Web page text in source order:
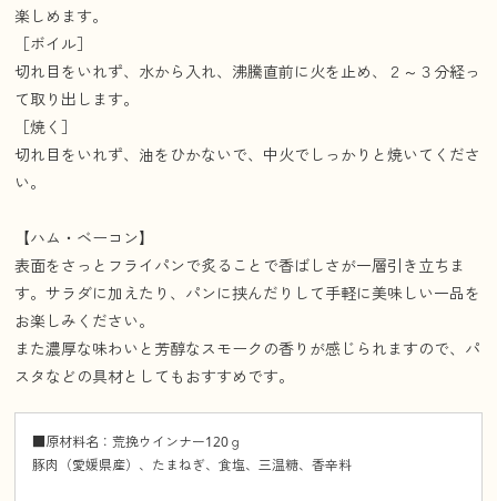
楽しめます。
［ボイル］
切れ目をいれず、水から入れ、沸騰直前に火を止め、２～３分経っ
て取り出します。
［焼く］
切れ目をいれず、油をひかないで、中火でしっかりと焼いてくださ
い。
【ハム・ベーコン】
表面をさっとフライパンで炙ることで香ばしさが一層引き立ちま
す。サラダに加えたり、パンに挟んだりして手軽に美味しい一品を
お楽しみください。
また濃厚な味わいと芳醇なスモークの香りが感じられますので、パ
スタなどの具材としてもおすすめです。
■原材料名：荒挽ウインナー120ｇ
豚肉（愛媛県産）、たまねぎ、食塩、三温糖、香辛料